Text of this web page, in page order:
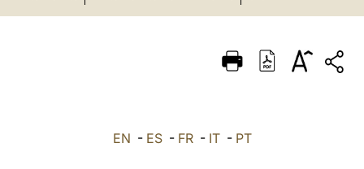
ITALIANO
EN - ES- FR- IT- PT